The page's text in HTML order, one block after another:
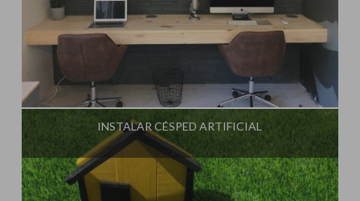
Influencer: Steffido
INSTALAR CÉSPED ARTIFICIAL